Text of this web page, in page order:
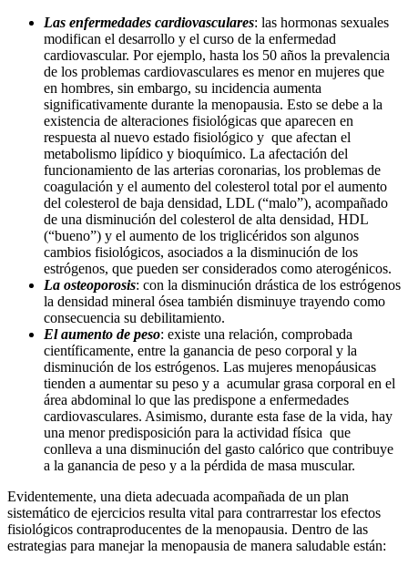
Las enfermedades cardiovasculares: las hormonas sexuales
modifican el desarrollo y el curso de la enfermedad
cardiovascular. Por ejemplo, hasta los 50 años la prevalencia
de los problemas cardiovasculares es menor en mujeres que
en hombres, sin embargo, su incidencia aumenta
significativamente durante la menopausia. Esto se debe a la
existencia de alteraciones fisiológicas que aparecen en
respuesta al nuevo estado fisiológico y que afectan el
metabolismo lipídico y bioquímico. La afectación del
funcionamiento de las arterias coronarias, los problemas de
coagulación y el aumento del colesterol total por el aumento
del colesterol de baja densidad, LDL (“malo”), acompañado
de una disminución del colesterol de alta densidad, HDL
(“bueno”) y el aumento de los triglicéridos son algunos
cambios fisiológicos, asociados a la disminución de los
estrógenos, que pueden ser considerados como aterogénicos.
La osteoporosis: con la disminución drástica de los estrógenos
la densidad mineral ósea también disminuye trayendo como
consecuencia su debilitamiento.
El aumento de peso: existe una relación, comprobada
científicamente, entre la ganancia de peso corporal y la
disminución de los estrógenos. Las mujeres menopáusicas
tienden a aumentar su peso y a acumular grasa corporal en el
área abdominal lo que las predispone a enfermedades
cardiovasculares. Asimismo, durante esta fase de la vida, hay
una menor predisposición para la actividad física que
conlleva a una disminución del gasto calórico que contribuye
a la ganancia de peso y a la pérdida de masa muscular.
Evidentemente, una dieta adecuada acompañada de un plan
sistemático de ejercicios resulta vital para contrarrestar los efectos
fisiológicos contraproducentes de la menopausia. Dentro de las
estrategias para manejar la menopausia de manera saludable están: